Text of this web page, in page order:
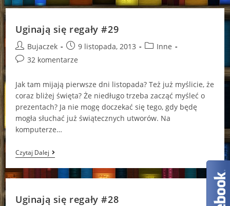
#30
Uginają się regały #29
Post
author:
Bujaczek
Post
published:
9 listopada, 2013
PostInne
Post32 komentarze
Jak tam mijają pierwsze dni listopada? Też już myślicie, że
coraz bliżej święta? Że niedługo trzeba zacząć myśleć o
prezentach? Ja nie mogę doczekać się tego, gdy będę
mogła słuchać już świątecznych utworów. Na
komputerze…
Czytaj DalejUginają
Się
Regały
#29
Uginają się regały #28